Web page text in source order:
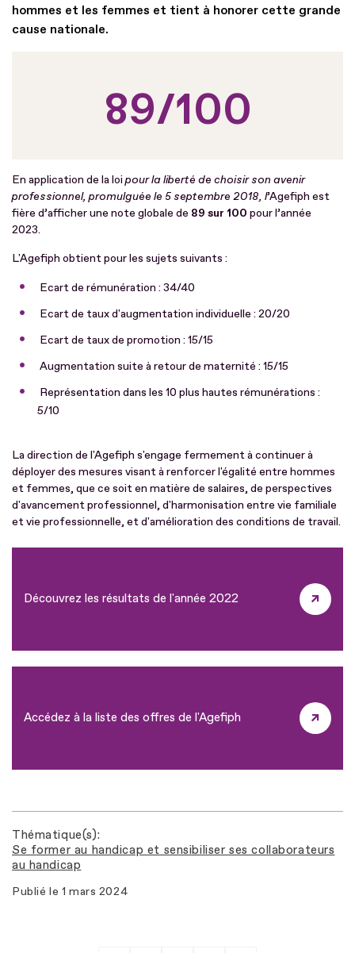
hommes et les femmes et tient à honorer cette grande
cause nationale.
89/100
En application de la loipour la liberté de choisir son avenir
professionnel, promulguée le 5 septembre 2018, l’Agefiph est
fière d’afficher une note globale de 89 sur 100 pour l’année
2023.
L'Agefiph obtient pour les sujets suivants :
Ecart de rémunération : 34/40
Ecart de taux d'augmentation individuelle : 20/20
Ecart de taux de promotion : 15/15
Augmentation suite à retour de maternité : 15/15
Représentation dans les 10 plus hautes rémunérations :
5/10
La direction de l'Agefiph s'engage fermement à continuer à
déployer des mesures visant à renforcer l'égalité entre hommes
et femmes, que ce soit en matière de salaires, de perspectives
d'avancement professionnel, d'harmonisation entre vie familiale
et vie professionnelle, et d'amélioration des conditions de travail.
Découvrez les résultats de l'année 2022
Accédez à la liste des offres de l'Agefiph
Thématique(s)
Se former au handicap et sensibiliser ses collaborateurs
au handicap
Publié le 1 mars 2024